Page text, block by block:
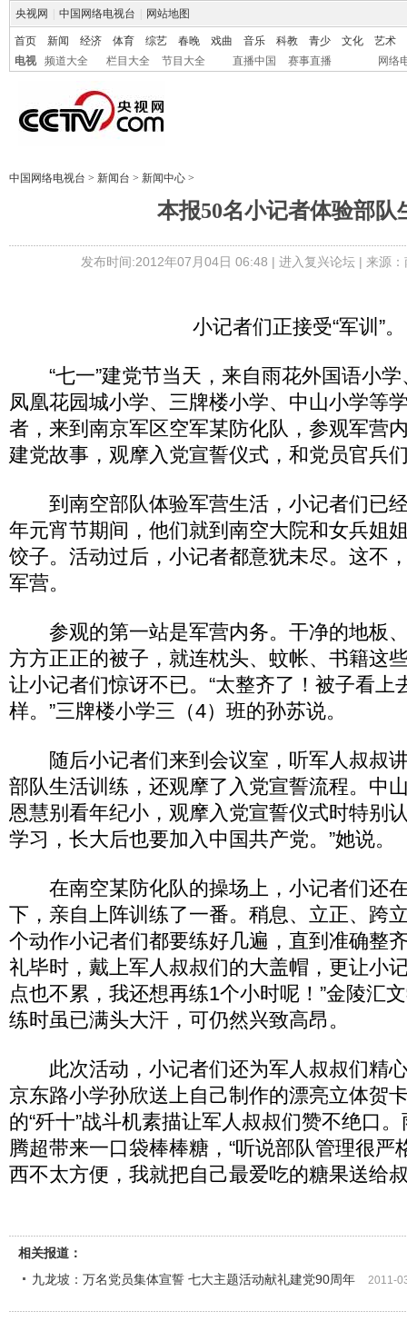
央视网 中国网络电视台 网站地图
首页 新闻 经济 体育 综艺 春晚 戏曲 音乐 科教 青少 文化
艺术
电视
频道大全 栏目大全 节目大全 直播中国 赛事直播 网络
中国网络电视台 > 新闻台 > 新闻中心 >
本报50名小记者体验部队
发布时间:2012年07月04日 06:48 | 进入复兴论坛| 来源
小记者们正接受“军训”。
“七一”建党节当天，来自雨花外国语小学
凤凰花园城小学、三牌楼小学、中山小学等
者，来到南京军区空军某防化队，参观军营
建党故事，观摩入党宣誓仪式，和党员官兵
到南空部队体验军营生活，小记者们已
年元宵节期间，他们就到南空大院和女兵姐
饺子。活动过后，小记者都意犹未尽。这不
军营。
参观的第一站是军营内务。干净的地板
方方正正的被子，就连枕头、蚊帐、书籍这
让小记者们惊讶不已。“太整齐了！被子看上
样。”三牌楼小学三（4）班的孙苏说。
随后小记者们来到会议室，听军人叔叔
部队生活训练，还观摩了入党宣誓流程。中
恩慧别看年纪小，观摩入党宣誓仪式时特别
学习，长大后也要加入中国共产党。”她说。
在南空某防化队的操场上，小记者们还
下，亲自上阵训练了一番。稍息、立正、跨
个动作小记者们都要练好几遍，直到准确整
礼毕时，戴上军人叔叔们的大盖帽，更让小
点也不累，我还想再练1个小时呢！”金陵汇
练时虽已满头大汗，可仍然兴致高昂。
此次活动，小记者们还为军人叔叔们精
京东路小学孙欣送上自己制作的漂亮立体贺
的“歼十”战斗机素描让军人叔叔们赞不绝口
腾超带来一口袋棒棒糖，“听说部队管理很严
西不太方便，我就把自己最爱吃的糖果送给
相关报道：
九龙坡：万名党员集体宣誓 七大主题活动献礼建党90周年
2011-